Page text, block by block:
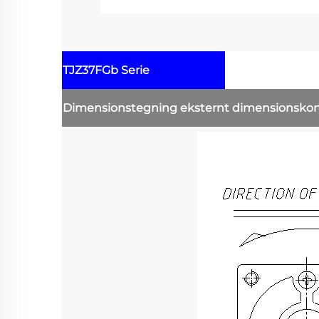
TJZ37FGb Serie
Dimensionstegning eksternt